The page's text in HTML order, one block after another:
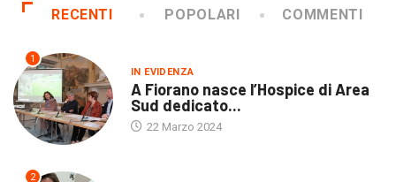
RECENTI POPOLARI COMMENTI
1
IN EVIDENZA
A Fiorano nasce l’Hospice di Area
Sud dedicato...
22 Marzo 2024
2